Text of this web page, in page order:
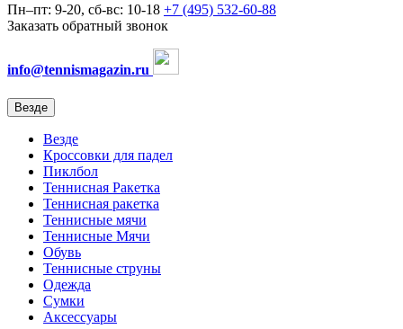
Пн–пт: 9-20, сб-вс: 10-18 +7 (495) 532-60-88
Заказать обратный звонок
info@tennismagazin.ru
Везде
Везде
Кроссовки для падел
Пиклбол
Теннисная Ракетка
Теннисная ракетка
Теннисные мячи
Теннисные Мячи
Обувь
Теннисные струны
Одежда
Сумки
Аксессуары